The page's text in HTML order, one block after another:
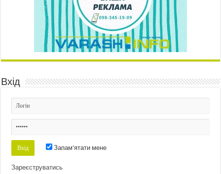
Вхід
Запам'ятати мене
Зареєструватись